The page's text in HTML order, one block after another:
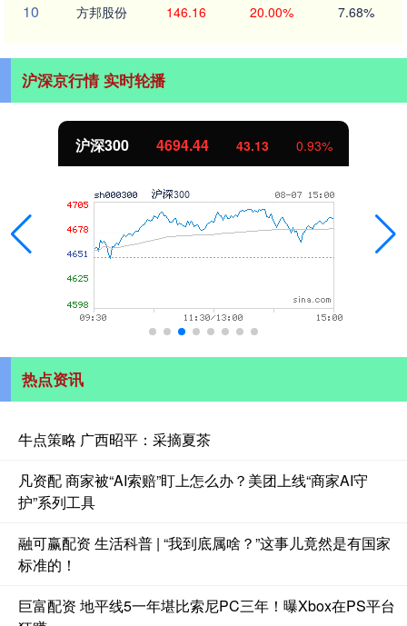
10 方邦股份 146.16 20.00% 7.68%
沪深京行情 实时轮播
沪深300 4694.44 43.13 0.93%
热点资讯
牛点策略 广西昭平：采摘夏茶
凡资配 商家被“AI索赔”盯上怎么办？美团上线“商家AI守
护”系列工具
融可赢配资 生活科普 | “我到底属啥？”这事儿竟然是有国家
标准的！
巨富配资 地平线5一年堪比索尼PC三年！曝Xbox在PS平台